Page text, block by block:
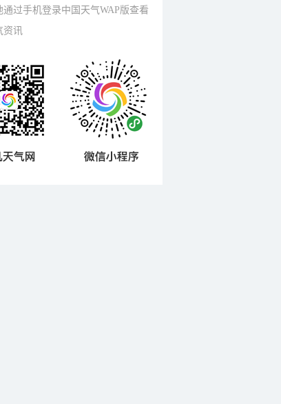
通过手机登录中国天气WAP版查看
资讯